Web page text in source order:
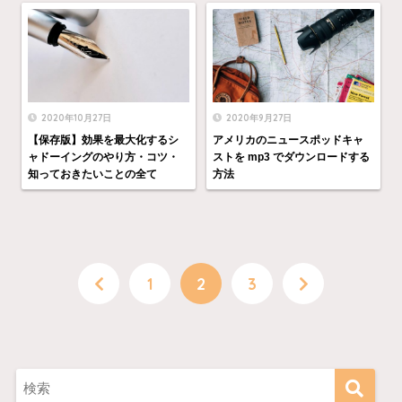
2020年10月27日
【保存版】効果を最大化するシ
ャドーイングのやり方・コツ・
知っておきたいことの全て
2020年9月27日
アメリカのニュースポッドキャ
ストを mp3 でダウンロードする
方法
1 2 3